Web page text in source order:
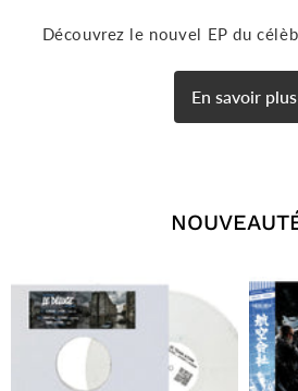
Découvrez le nouvel EP du
En savoir plus